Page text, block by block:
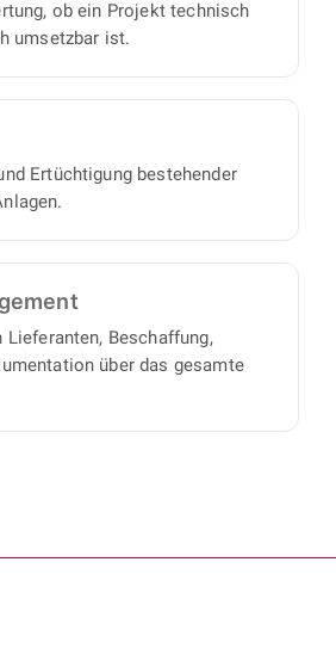
ob ein Projekt technisch
umsetzbar ist.
Ertüchtigung bestehender
Beschaffung,
über das gesamte